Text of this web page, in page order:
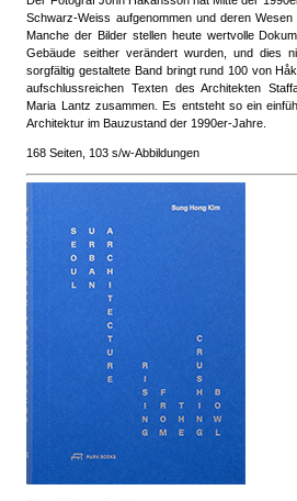
Schwarz-Weiss aufgenommen und deren Wesen
Manche der Bilder stellen heute wertvolle
Gebäude seither verändert wurden, und dies
sorgfältig gestaltete Band bringt rund 100 von
aufschlussreichen Texten des Architekten
Maria Lantz zusammen. Es entsteht so ein
Architektur im Bauzustand der 1990er-Jahre.
168 Seiten, 103 s/w-Abbildungen